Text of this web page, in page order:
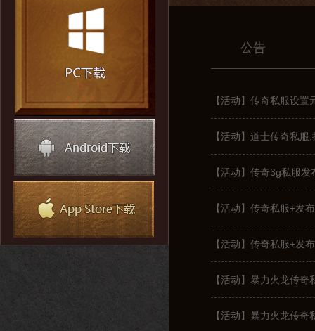
公告
【活动】传奇私服设
【活动】道士传奇私
【活动】传奇3g私服
【活动】传奇私服+发
【活动】传奇私服+发
【活动】暴力火龙传
【活动】暴力火龙传